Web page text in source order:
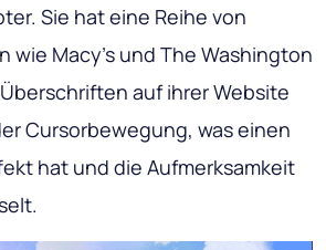
Sie hat eine Reihe von
wie Macy's und The Washington
auf ihrer Website
Cursorbewegung, was einen
hat und die Aufmerksamkeit